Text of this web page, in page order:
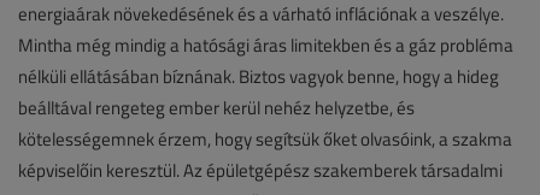
energiaárak növekedésének és a várható inflációnak a veszélye.
Mintha még mindig a hatósági áras limitekben és a gáz probléma
nélküli ellátásában bíznának. Biztos vagyok benne, hogy a hideg
beálltával rengeteg ember kerül nehéz helyzetbe, és
kötelességemnek érzem, hogy segítsük őket olvasóink, a szakma
képviselőin keresztül. Az épületgépész szakemberek társadalmi